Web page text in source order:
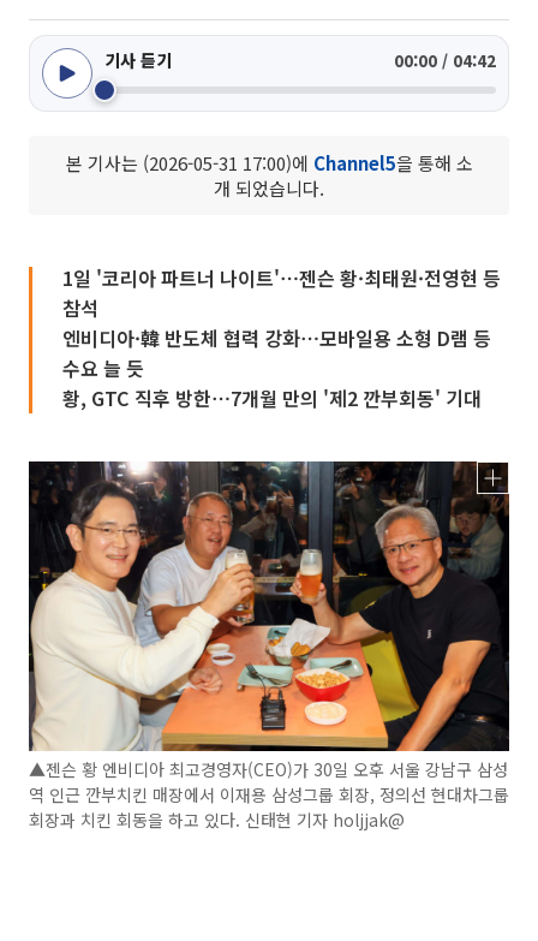
기사 듣기 00:00 / 04:42
본 기사는 (2026-05-31 17:00)에 Channel5을 통해 소
개 되었습니다.
1일 '코리아 파트너 나이트'⋯젠슨 황·최태원·전영현 등
참석
엔비디아·韓 반도체 협력 강화⋯모바일용 소형 D램 등
수요 늘 듯
황, GTC 직후 방한⋯7개월 만의 '제2 깐부회동' 기대
▲젠슨 황 엔비디아 최고경영자(CEO)가 30일 오후 서울 강남구 삼성
역 인근 깐부치킨 매장에서 이재용 삼성그룹 회장, 정의선 현대차그룹
회장과 치킨 회동을 하고 있다. 신태현 기자 holjjak@